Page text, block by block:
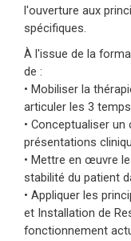
l'ouverture aux
spécifiques.
À l'issue de la
de :
• Mobiliser la
articuler les 3
• Conceptualiser
présentations
• Mettre en œuvre
stabilité du patient
• Appliquer les
et Installation de
fonctionnement